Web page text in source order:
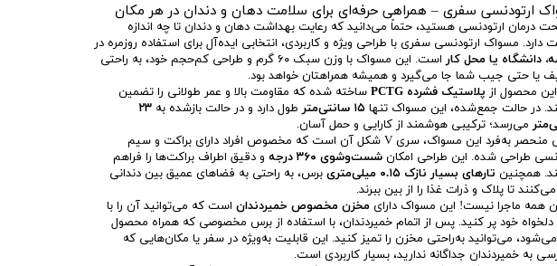
ارتودنسی سفری – همراهی حرفه‌ای برای سلامت دهان و دندان در هر مکان
درمان ارتودنسی هستید، حتماً می‌دانید که رعایت بهداشت دهان و دندان تا چه اندازه
دارد. مسواک ارتودنسی سفری با طراحی ویژه و کاربردی، انتخابی ایده‌آل برای استفاده روزمره در
دانشگاه یا محل کار
است. این مسواک با وزن سبک ۶۰ گرم و طراحی کم‌حجم خود، به راحتی
یا حتی جیب شما جا می‌گیرد و همیشه همراهتان خواهد بود.
محصول از پلاستیک فشرده PCTG
ساخته شده که مقاومت بالا و عمر طولانی را تضمین
در حالت جمع‌شده، این مسواک تنها ۱۵ سانتی‌متر طول دارد و در حالت بازشده به ۲۳
می‌رسد؛ ترکیبی هوشمند از کارایی و حمل آسان.
ویژگی منحصر به‌فرد این مسواک، سری V شکل آن است که مخصوص افراد دارای براکت و سیم
طراحی شده. این طراحی امکان شست‌وشوی ۳۶۰ درجه
و دقیق اطراف براکت‌ها را فراهم
همچنین تارهای بسیار نازک ۰.۱۵ میلی‌متری
برس، به راحتی به فضاهای عمیق بین دندانی
تا پلاک و ذرات غذا را از بین ببرند.
همه ماجرا نیست! این مسواک دارای مخزن مخصوص خمیردندان است که می‌توانید آن را با
دلخواه خود پر کنید. پس از اتمام خمیردندان، با استفاده از برس مخصوصی که همراه محصول
می‌شود، می‌توانید به‌راحتی مخزن را تمیز کنید. این قابلیت به‌ویژه در سفر یا مکان‌هایی که
به خمیردندان جداگانه ندارید، بسیار کاربردی است.